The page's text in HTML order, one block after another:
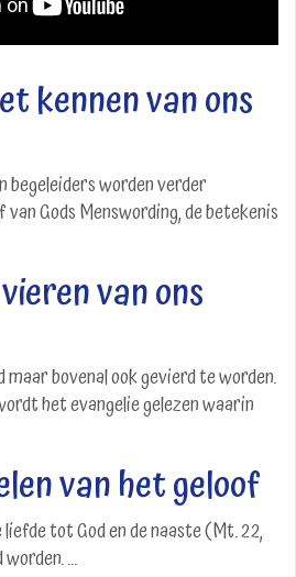
kennen van ons
begeleiders worden verder
Gods Menswording, de betekenis
van ons
bovenal ook gevierd te worden.
het evangelie gelezen waarin
van het geloof
tot God en de naaste (Mt. 22,
...